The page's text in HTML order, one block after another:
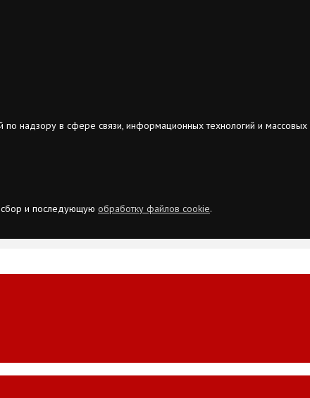
надзору в сфере связи, информационных технологий и массовых
сбор и последующую обработку файлов cookie.